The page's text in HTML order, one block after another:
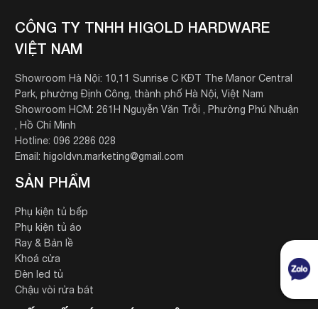
CÔNG TY TNHH HIGOLD HARDWARE
VIỆT NAM
Showroom Hà Nội: 10,11 Sunrise C KĐT The Manor Central
Park, phường Định Công, thành phố Hà Nội, Việt Nam
Showroom HCM: 261H Nguyễn Văn Trỗi , Phường Phú Nhuận
, Hồ Chí Minh
Hotline: 096 2286 028
Email: higoldvn.marketing@gmail.com
SẢN PHẨM
Phụ kiện tủ bếp
Phụ kiện tủ áo
Ray & Bản lề
Khoá cửa
Đèn led tủ
Chậu vòi rửa bát